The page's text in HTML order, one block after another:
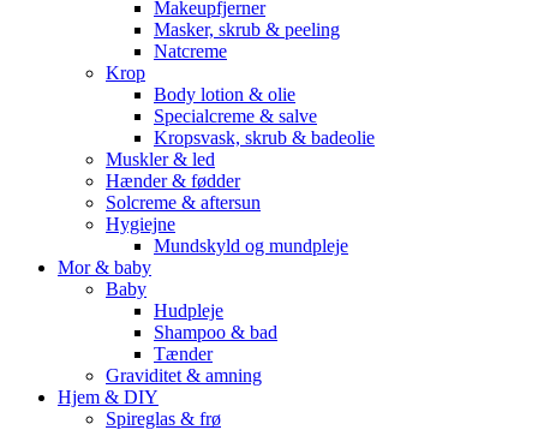
Makeupfjerner
Masker, skrub & peeling
Natcreme
Krop
Body lotion & olie
Specialcreme & salve
Kropsvask, skrub & badeolie
Muskler & led
Hænder & fødder
Solcreme & aftersun
Hygiejne
Mundskyld og mundpleje
Mor & baby
Baby
Hudpleje
Shampoo & bad
Tænder
Graviditet & amning
Hjem & DIY
Spireglas & frø